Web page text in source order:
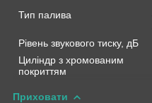
Тип палива
Рівень звукового тиску, дБ
Циліндр з хромованим
покриттям
Приховати